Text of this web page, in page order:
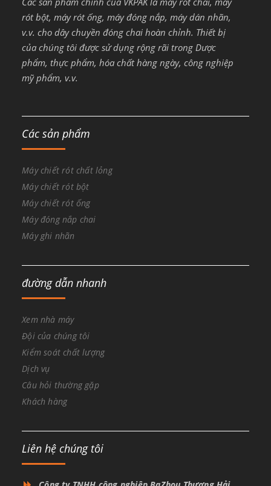
rót bột, máy rót ống, máy đóng nắp, máy dán nhãn,
v.v. cho dây chuyền đóng chai hoàn chỉnh. Thiết bị
của chúng tôi được sử dụng rộng rãi trong Dược
phẩm, thực phẩm, hóa chất hàng ngày, công nghiệp
mỹ phẩm, v.v.
Các sản phẩm
Máy chiết rót chất lỏng
Máy chiết rót bột
Máy chiết rót ống
Máy đóng nắp chai
Máy ghi nhãn
đường dẫn nhanh
Xem nhà máy
Đội của chúng tôi
Kiểm soát chất lượng
Dịch vụ
Câu hỏi thường gặp
Khách hàng
Liên hệ chúng tôi